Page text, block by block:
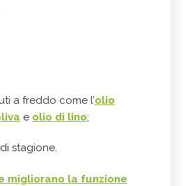
a freddo come l’olio
e olio di lino;
di stagione.
migliorano la funzione